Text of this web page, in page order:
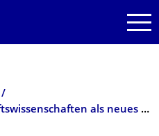
Neuer Katalog und Wirtschaftswissenschaften als neues Master Nebenfach: